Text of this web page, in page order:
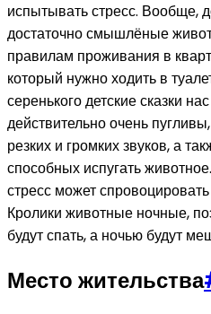
испытывать стресс. Вообще,
достаточно смышлёные
правилам проживания в
который нужно ходить в
серенького детские сказки
действительно очень
резких и громких звуков, а
способных испугать
стресс может
Кролики животные ночные,
будут спать, а ночью будут
Место жительства